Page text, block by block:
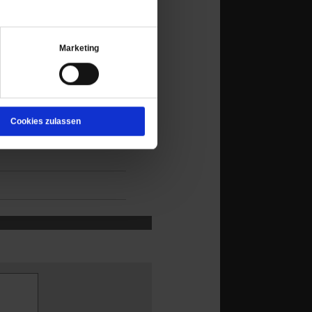
Marketing
Cookies zulassen
Ausdruck im
»Sicherheit